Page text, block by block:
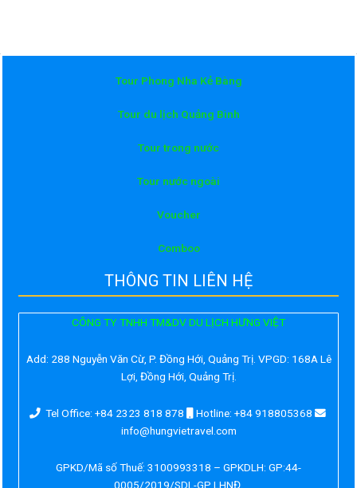
Tour Phong Nha Kẻ Bàng
Tour du lịch Quảng Bình
Tour trong nước
Tour nước ngoài
Voucher
Comboo
THÔNG TIN LIÊN HỆ
CÔNG TY TNHH TM&DV DU LỊCH HƯNG VIỆT
Add: 288 Nguyễn Văn Cừ, P. Đồng Hới, Quảng Trị. VPGD: 168A Lê
Lợi, Đồng Hới, Quảng Trị.
Tel Office: +84 2323 818 878
Hotline: +84 918805368
info@hungvietravel.com
GPKD/Mã số Thuế: 3100993318 – GPKDLH: GP:44-
0005/2019/SDL-GP LHNĐ.